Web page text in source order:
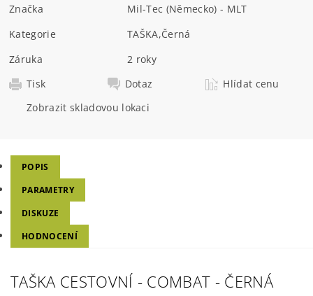
Značka
Mil-Tec (Německo) - MLT
Kategorie
TAŠKA,Černá
Záruka
2 roky
Tisk
Dotaz
Hlídat cenu
Zobrazit skladovou lokaci
POPIS
PARAMETRY
DISKUZE
HODNOCENÍ
TAŠKA CESTOVNÍ - COMBAT - ČERNÁ